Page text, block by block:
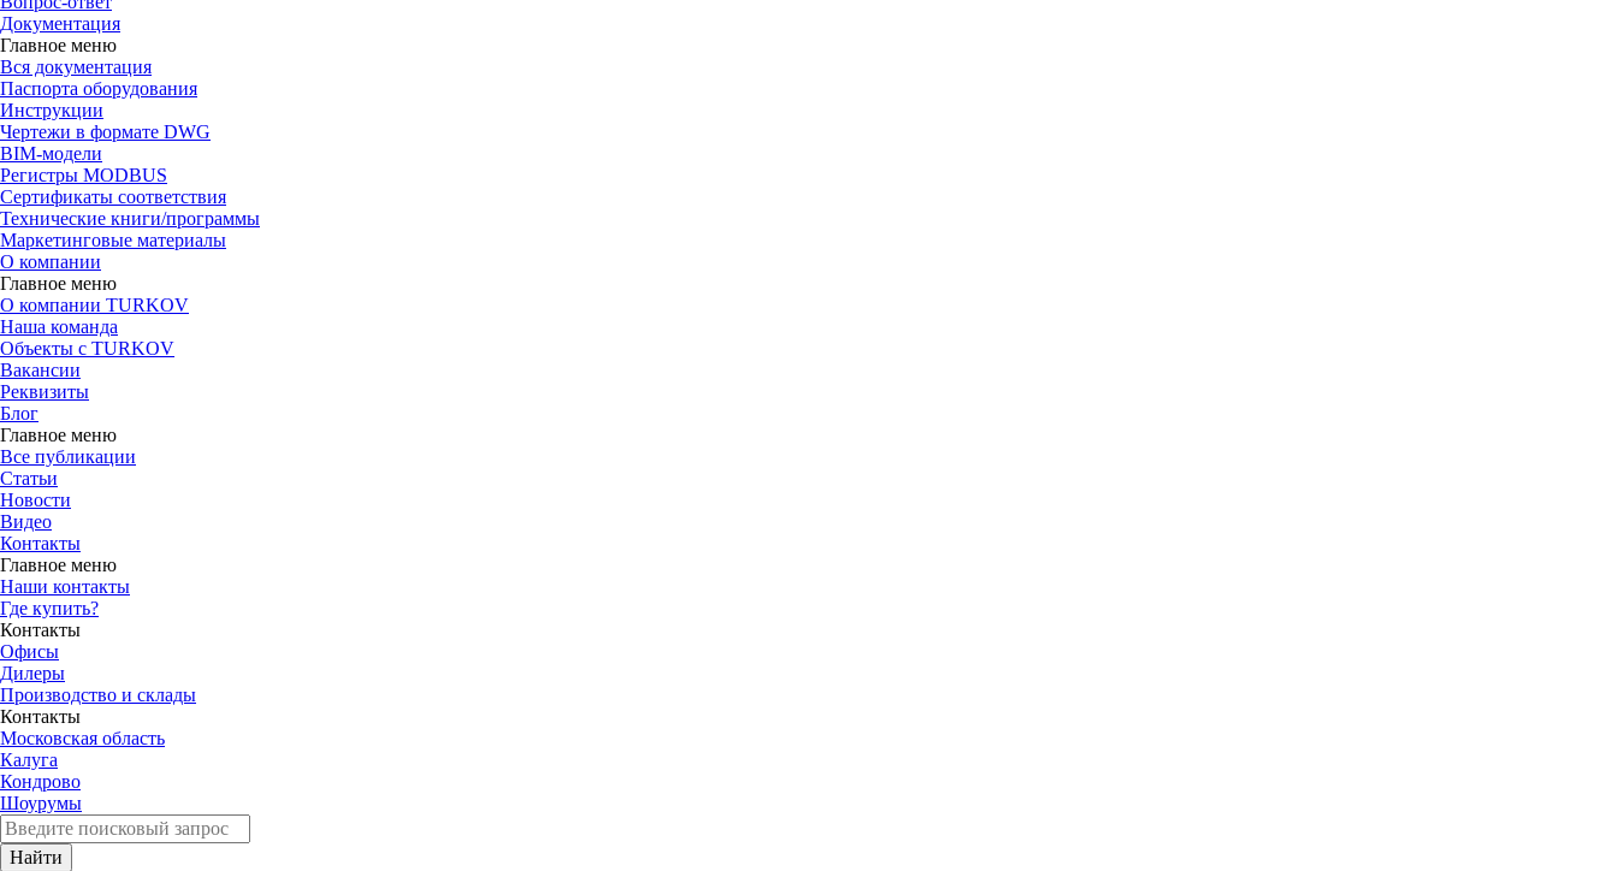
Документация
Главное меню
Вся документация
Паспорта оборудования
Инструкции
Чертежи в формате DWG
BIM-модели
Регистры MODBUS
Сертификаты соответствия
Технические книги/программы
Маркетинговые материалы
О компании
Главное меню
О компании TURKOV
Наша команда
Объекты с TURKOV
Вакансии
Реквизиты
Блог
Главное меню
Все публикации
Статьи
Новости
Видео
Контакты
Главное меню
Наши контакты
Где купить?
Контакты
Офисы
Дилеры
Производство и склады
Контакты
Московская область
Калуга
Кондрово
Шоурумы
Найти